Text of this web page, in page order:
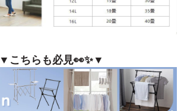
▼こちらも必見👀✨▼